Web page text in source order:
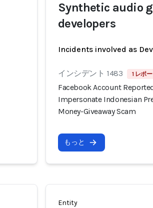
Synthetic audio
developers
Incidents involved as
インシデント 1483 1 レポ
Facebook Account
Impersonate Indonesian
Money-Giveaway Scam
もっと
Entity